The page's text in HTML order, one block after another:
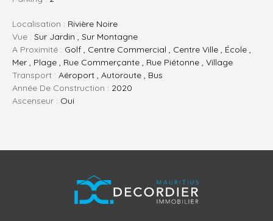
Localisation : Rivière Noire
Vue : Sur Jardin , Sur Montagne
A Proximité : Golf , Centre Commercial , Centre Ville , École ,
Mer , Plage , Rue Commerçante , Rue Piétonne , Village
Transport : Aéroport , Autoroute , Bus
Année De Construction : 2020
Ascenseur : Oui